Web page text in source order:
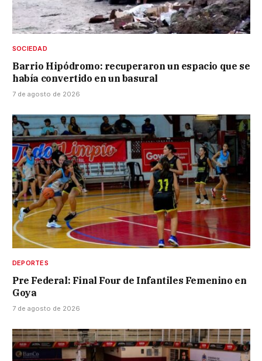
SOCIEDAD
Barrio Hipódromo: recuperaron un espacio que se
había convertido en un basural
7 de agosto de 2026
DEPORTES
Pre Federal: Final Four de Infantiles Femenino en
Goya
7 de agosto de 2026